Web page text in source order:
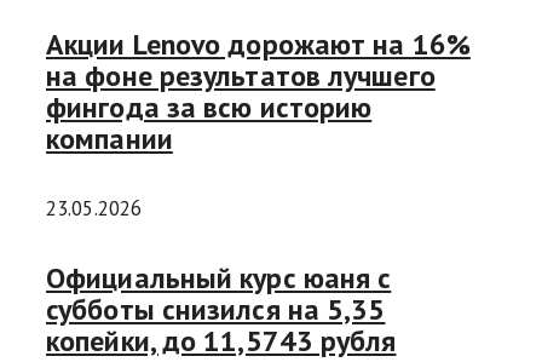
Акции Lenovo дорожают на 16%
на фоне результатов лучшего
фингода за всю историю
компании
23.05.2026
Официальный курс юаня с
субботы снизился на 5,35
копейки, до 11,5743 рубля